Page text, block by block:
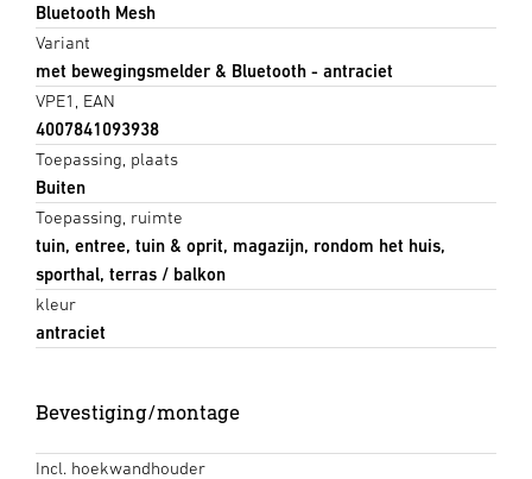
Bluetooth Mesh
Variant
met bewegingsmelder & Bluetooth - antraciet
VPE1, EAN
4007841093938
Toepassing, plaats
Buiten
Toepassing, ruimte
tuin, entree, tuin & oprit, magazijn, rondom het huis,
sporthal, terras / balkon
kleur
antraciet
Bevestiging/montage
Incl. hoekwandhouder